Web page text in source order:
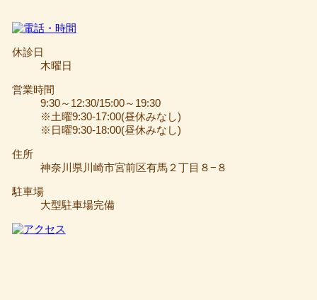
休診日
木曜日
営業時間
9:30～12:30/15:00～19:30
※土曜9:30-17:00(昼休みなし)
※日曜9:30-18:00(昼休みなし)
住所
神奈川県川崎市宮前区有馬２丁目８−８
駐車場
大型駐車場完備